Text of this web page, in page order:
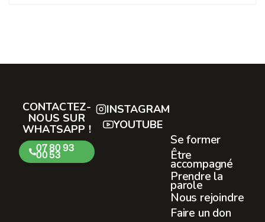
CONTACTEZ-
NOUS SUR
WHATSAPP !
07 80 93
00 53
INSTAGRAM
YOUTUBE
Se former
Être
accompagné
Prendre la
parole
Nous rejoindre
Faire un don